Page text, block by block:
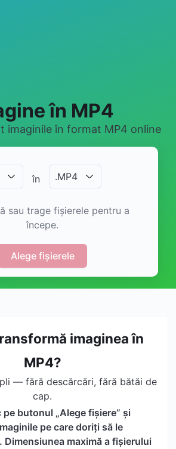
în MP4
imaginile în format MP4 online
în .MP4
sau trage fișierele pentru a
începe.
Alege fișierele
imaginea în
MP4?
— fără descărcări, fără bătăi de
cap.
pe butonul „Alege fișiere” și
pe care doriți să le
maximă a fișierului